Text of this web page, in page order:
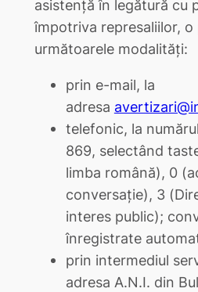
asistență în legătură cu
împotriva represaliilor,
următoarele modalități:
prin e-mail, la
adresa
telefonic, la
869, selectând
limba română), 0
conversație), 3
interes public);
înregistrate
prin intermediul
adresa A.N.I. din